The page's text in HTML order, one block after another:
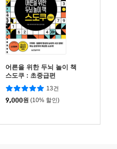
어른을 위한 두뇌 놀이 책
스도쿠 : 초중급편
13건
9,000원 (10% 할인)